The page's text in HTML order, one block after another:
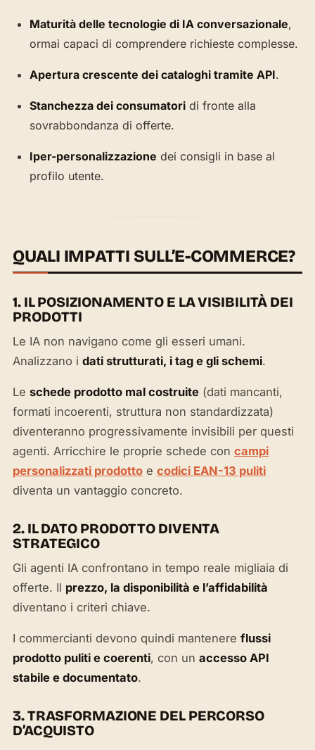
Maturità delle tecnologie di IA conversazionale,
ormai capaci di comprendere richieste complesse.
Apertura crescente dei cataloghi tramite API.
Stanchezza dei consumatori di fronte alla
sovrabbondanza di offerte.
Iper-personalizzazione dei consigli in base al
profilo utente.
QUALI IMPATTI SULL’E-COMMERCE?
1. IL POSIZIONAMENTO E LA VISIBILITÀ DEI
PRODOTTI
Le IA non navigano come gli esseri umani.
Analizzano i dati strutturati, i tag e gli schemi.
Le schede prodotto mal costruite (dati mancanti,
formati incoerenti, struttura non standardizzata)
diventeranno progressivamente invisibili per questi
agenti. Arricchire le proprie schede con campi
personalizzati prodotto e codici EAN-13 puliti
diventa un vantaggio concreto.
2. IL DATO PRODOTTO DIVENTA
STRATEGICO
Gli agenti IA confrontano in tempo reale migliaia di
offerte. Il prezzo, la disponibilità e l’affidabilità
diventano i criteri chiave.
I commercianti devono quindi mantenere flussi
prodotto puliti e coerenti, con un accesso API
stabile e documentato.
3. TRASFORMAZIONE DEL PERCORSO
D’ACQUISTO